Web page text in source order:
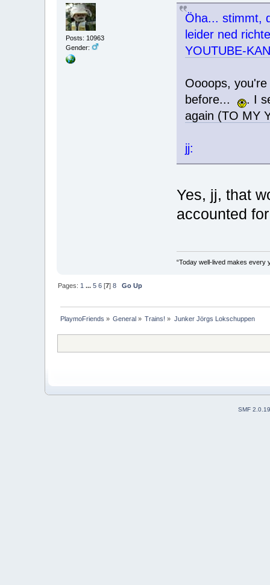
Posts: 10963
Gender:
Öha... stimmt,
leider ned
YOUTUBE-
Oooops,
before...
. I
again (TO MY
jj:
Yes, jj, that
accounted
“Today well-lived makes every
Pages: 1 ... 5 6[7] 8 Go Up
PlaymoFriends » General » Trains! » Junker Jörgs Lokschuppen
SMF 2.0.19